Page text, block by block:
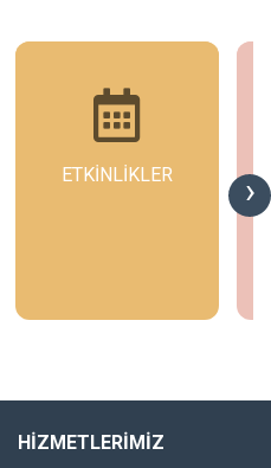
›
ETKİNLİKLER
HİZMETLERİMİZ